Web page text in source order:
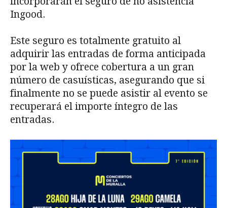
Ingood.
Este seguro es totalmente gratuito al
adquirir las entradas de forma anticipada
por la web y ofrece cobertura a un gran
número de casuísticas, asegurando que si
finalmente no se puede asistir al evento se
recuperará el importe íntegro de las
entradas.